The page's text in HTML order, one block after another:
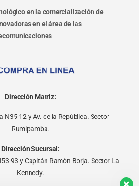
en la comercialización de
en el área de las
Dirección Matriz:
N35-12 y Av. de la República. Sector
Rumipamba.
Dirección Sucursal:
93 y Capitán Ramón Borja. Sector La
Kennedy.